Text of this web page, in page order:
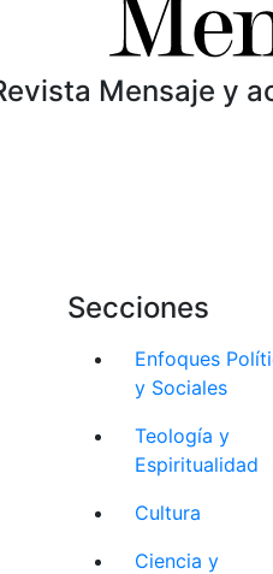
Mensaje y
Secciones
Enfoques
y Sociales
Teología y
Espiritualidad
Cultura
Ciencia y